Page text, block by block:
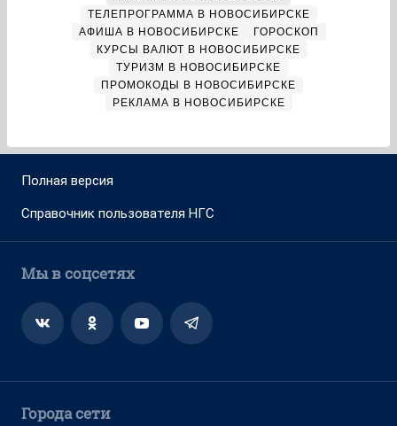
ТЕЛЕПРОГРАММА В НОВОСИБИРСКЕ
АФИША В НОВОСИБИРСКЕ
ГОРОСКОП
КУРСЫ ВАЛЮТ В НОВОСИБИРСКЕ
ТУРИЗМ В НОВОСИБИРСКЕ
ПРОМОКОДЫ В НОВОСИБИРСКЕ
РЕКЛАМА В НОВОСИБИРСКЕ
Полная версия
Справочник пользователя НГС
Мы в соцсетях
Города сети